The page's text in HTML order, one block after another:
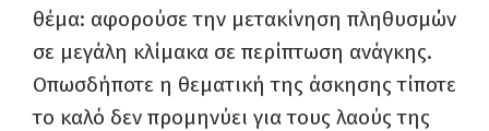
θέμα: αφορούσε την μετακίνηση πληθυσμών
σε μεγάλη κλίμακα σε περίπτωση ανάγκης.
Οπωσδήποτε η θεματική της άσκησης τίποτε
το καλό δεν προμηνύει για τους λαούς της